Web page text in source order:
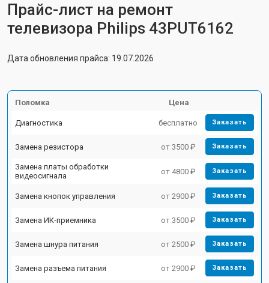
Прайс-лист на ремонт
телевизора Philips 43PUT6162
Дата обновления прайса: 19.07.2026
Поломка Цена
Диагностика бесплатно Заказать
Замена резистора от 3500 ₽ Заказать
Замена платы обработки
видеосигнала
от 4800 ₽ Заказать
Замена кнопок управления от 2900 ₽ Заказать
Замена ИК-приемника от 3500 ₽ Заказать
Замена шнура питания от 2500 ₽ Заказать
Замена разъема питания от 2900 ₽ Заказать